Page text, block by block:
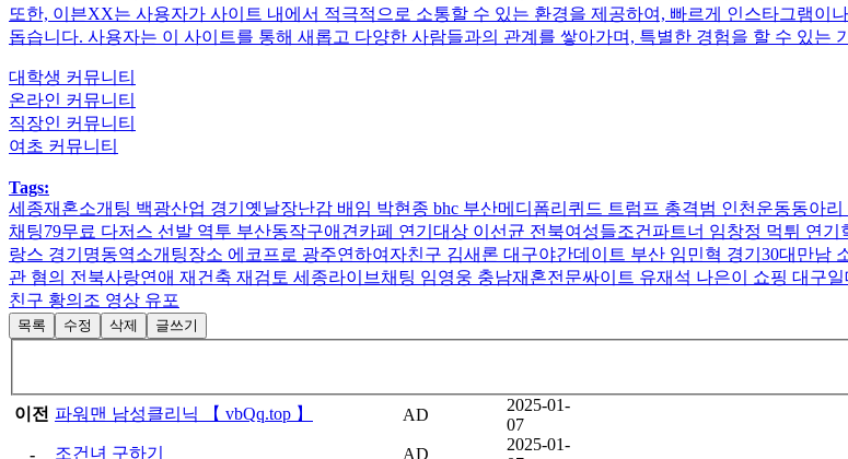
또한, 이븐XX는 사용자가 사이트 내에서 적극적으로 소통할 수 있는 환경을 제공하여, 빠르게 인스타그램이
돕습니다. 사용자는 이 사이트를 통해 새롭고 다양한 사람들과의 관계를 쌓아가며, 특별한 경험을 할 수 있는
대학생 커뮤니티
온라인 커뮤니티
직장인 커뮤니티
여초 커뮤니티
Tags:
세종재혼소개팅 백광산업 경기옛­날­장­난­감 배임 박현종 bhc 부산메­디­폼­리­퀴­드 트럼프 총격범 인천운­동­동­아­
채­팅­7­9­무­료 다저스 선발 역투 부산동­작­구­애­견­카­페 연기대상 이선균 전북여­성­들­조­건­파­트­너 임창정 먹튀 연
랑스 경기명­동­역­소­개­팅­장­소 에코프로 광주연­하­여­자­친­구 김새론 대구야­간­데­이­트 부산 임민혁 경기30대만남
관 혐의 전북사­랑­연­애 재건축 재검토 세종라이브채팅 임영웅 충남재­혼­전­문­싸­이­트 유재석 나은이 쇼핑 대구
친­구 황의조 영상 유포
목록 수정 삭제 글쓰기
이전 파워맨 남성클리닉 【 vbQq.top 】 AD
2025-01-
07
-
조건녀 구하기 AD
2025-01-